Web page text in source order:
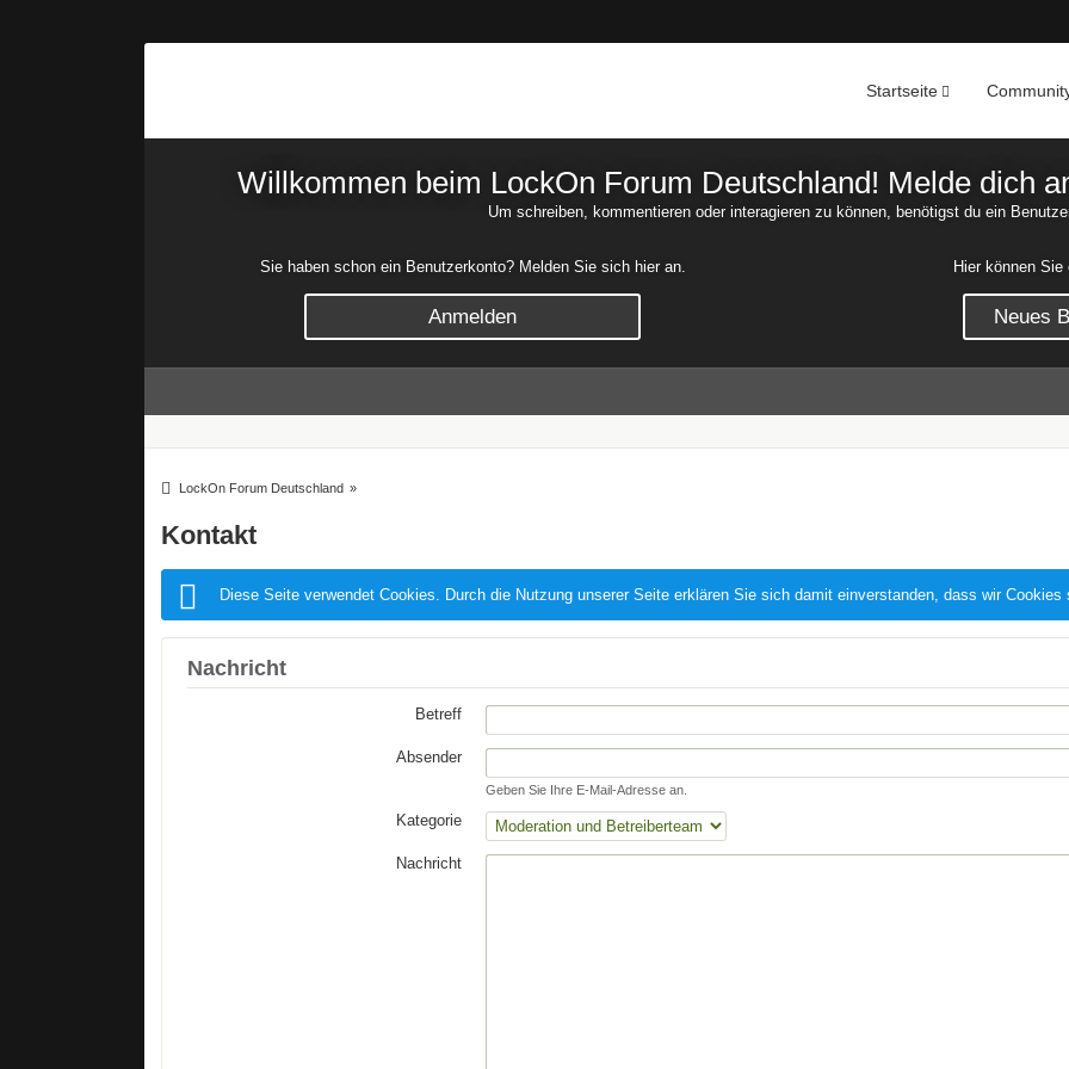
Startseite
Willkommen beim LockOn Forum Deutschland! Melde dich
Um schreiben, kommentieren oder interagieren zu können, benötigst du ein
Sie haben schon ein Benutzerkonto? Melden Sie sich hier an.
Anmelden
Hier können
Neues
LockOn Forum Deutschland »
Kontakt
Diese Seite verwendet Cookies. Durch die Nutzung unserer Seite erklären Sie sich damit einverstanden, dass wir Cookies
Nachricht
Betreff
Absender
Geben Sie Ihre E-Mail-Adresse an.
Kategorie
Nachricht